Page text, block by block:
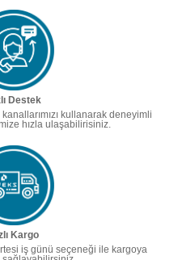
Destek
kullanarak deneyimli
hızla ulaşabilirisiniz.
Kargo
iş günü seçeneği ile kargoya